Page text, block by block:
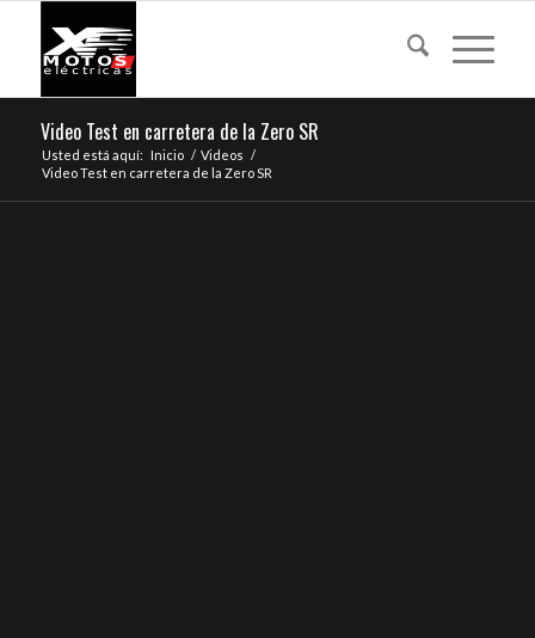
Video Test en carretera de la Zero SR
Usted está aquí: Inicio / Videos /
Video Test en carretera de la Zero SR